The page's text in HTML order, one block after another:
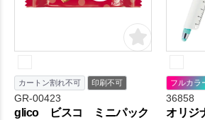
カートン割れ不可 印刷不可
GR-00423
glico ビスコ ミニパック
フルカラ
36858
オリジ